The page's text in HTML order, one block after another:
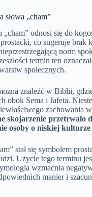
słowa „cham”
odnosi się do
co sugeruje brak
norm
termin ten
społecznych.
znaleźć w Biblii,
obok Sema i Jafeta.
zachowania
skojarzenie przetrwało
osoby o niskiej kulturze
stał się symbolem
Użycie tego terminu
wzmacnia
manier i